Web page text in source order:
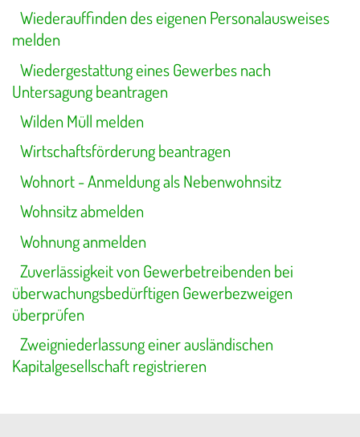
Wiederauffinden des eigenen Personalausweises
melden
Wiedergestattung eines Gewerbes nach
Untersagung beantragen
Wilden Müll melden
Wirtschaftsförderung beantragen
Wohnort - Anmeldung als Nebenwohnsitz
Wohnsitz abmelden
Wohnung anmelden
Zuverlässigkeit von Gewerbetreibenden bei
überwachungsbedürftigen Gewerbezweigen
überprüfen
Zweigniederlassung einer ausländischen
Kapitalgesellschaft registrieren